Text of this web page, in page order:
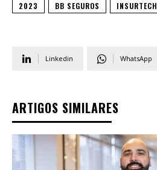
2023 BB SEGUROS INSURTECH
Linkedin WhatsApp
ARTIGOS SIMILARES